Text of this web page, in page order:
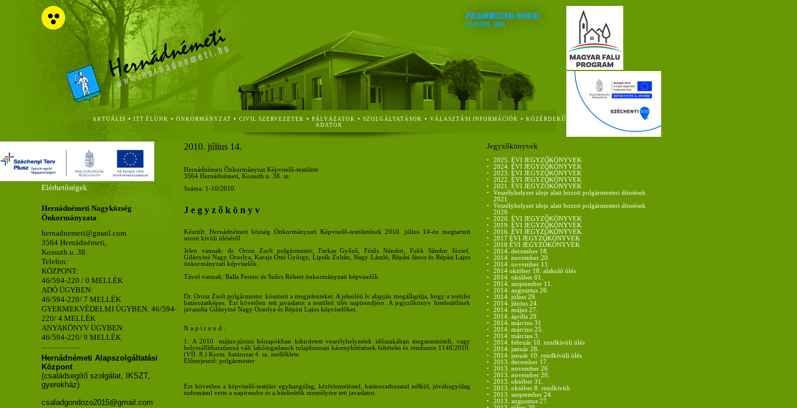
AKTUÁLIS • ITT ÉLÜNK • ÖNKORMÁNYZAT • CIVIL SZERVEZETEK • PÁLYÁZATOK • SZOLGÁLTATÁSOK • VÁLASZTÁSI INFORMÁCIÓK • KÖZÉRDEKŰ
ADATOK
Elérhetőségek
Hernádnémeti Nagyközség
Önkormányzata
hernadnemeti@gmail.com
3564 Hernádnémeti,
Kossuth u. 38.
Telefon:
KÖZPONT:
46/594-220 / 0 MELLÉK
ADÓ ÜGYBEN:
46/594-220/ 7 MELLÉK
GYERMEKVÉDELMI ÜGYBEN: 46/594-
220/ 4 MELLÉK
ANYAKÖNYV ÜGYBEN:
46/594-220/ 9 MELLÉK
Hernádnémeti Alapszolgáltatási
Központ
(családsegítő szolgálat, IKSZT,
gyerekház)
csaladgondozo2015@gmail.com
2010. július 14.
Hernádnémeti Önkormányzat Képviselő-testülete
3564 Hernádnémeti, Kossuth u. 38. sz.
Száma: 1-10/2010.
J e g y z ő k ö n y v
Készült: Hernádnémeti község Önkormányzati Képviselő-testületének 2010. július 14-én megtartott
soron kívüli üléséről.
Jelen vannak: dr. Orosz Zsolt polgármester, Farkas Győző, Fésűs Nándor, Fukk Sándor József,
Gilányiné Nagy Orsolya, Karajz Ottó György, Lipták Zoltán, Nagy László, Répási János és Répási Lajos
önkormányzati képviselők.
Távol vannak: Balla Ferenc és Szűcs Róbert önkormányzati képviselők
Dr. Orosz Zsolt polgármester köszönti a megjelenteket. A jelenléti ív alapján megállapítja, hogy a testület
határozatképes. Ezt követően tett javaslatot a testületi ülés napirendjére. A jegyzőkönyv hitelesítőinek
javasolta Gilányiné Nagy Orsolya és Répási Lajos képviselőket.
N a p i r e n d :
1. A 2010. május-június hónapokban kihirdetett veszélyhelyzetek időszakában megsemmisült, vagy
helyreállíthatatlanná vált lakóingatlanok tulajdonosai kárenyhítésének feltételei és rendszere 1148/2010.
(VII. 8.) Korm. határozat 4. sz. melléklete
Előterjesztő: polgármester
Ezt követően a képviselő-testület egyhangúlag, kézfelemeléssel, határozathozatal nélkül, jóváhagyólag
tudomásul vette a napirendre és a hitelesítők személyére tett javaslatot.
Jegyzőkönyvek
• 2025. ÉVI JEGYZŐKÖNYVEK
• 2024. ÉVI JEGYZŐKÖNYVEK
• 2023. ÉVI JEGYZŐKÖNYVEK
• 2022. ÉVI JEGYZŐKÖNYVEK
• 2021. ÉVI JEGYZŐKÖNYVEK
•
Veszélyhelyzet ideje alatt hozott polgármesteri döntések
2021
•
Veszélyhelyzet ideje alatt hozott polgármesteri döntések
2020
• 2020. ÉVI JEGYZŐKÖNYVEK
• 2019. ÉVI JEGYZŐKÖNYVEK
• 2016. ÉVI JEGYZŐKÖNYVEK
• 2017 ÉVI JEGYZŐKÖNYVEK
• 2018 ÉVI JEGYZŐKÖNYVEK
• 2014. december 18.
• 2014. november 20.
• 2014. november 11.
• 2014 október 18. alakuló ülés
• 2014. október 01.
• 2014. szeptember 11.
• 2014. augusztus 26.
• 2014. július 29.
• 2014. június 24.
• 2014. május 27.
• 2014. április 29.
• 2014. március 31.
• 2014. március 25.
• 2014. március 3.
• 2014. február 10. rendkívüli ülés
• 2014. január 28.
• 2014. január 10. rendkívüli ülés
• 2013. december 17.
• 2013. november 26.
• 2013. november 20.
• 2013. október 31.
• 2013. október 8. rendkívüli
• 2013. szeptember 24.
• 2013. augusztus 27.